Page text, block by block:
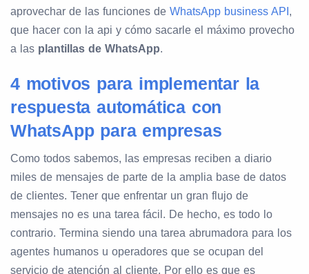
aprovechar de las funciones de WhatsApp business API ,
que hacer con la api y cómo sacarle el máximo provecho
a las plantillas de WhatsApp.
4 motivos para implementar la
respuesta automática con
WhatsApp para empresas
Como todos sabemos, las empresas reciben a diario
miles de mensajes de parte de la amplia base de datos
de clientes. Tener que enfrentar un gran flujo de
mensajes no es una tarea fácil. De hecho, es todo lo
contrario. Termina siendo una tarea abrumadora para los
agentes humanos u operadores que se ocupan del
servicio de atención al cliente. Por ello es que es